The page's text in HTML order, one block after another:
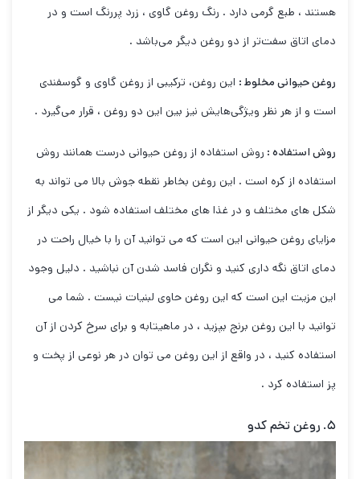
هستند ، طبع گرمی دارد . رنگ روغن گاوی ، زرد پررنگ است و در
دمای اتاق سفت‌تر از دو روغن دیگر می‌باشد .
روغن حیوانی مخلوط : این روغن، ترکیبی از روغن گاوی و گوسفندی
است و از هر نظر ویژگی‌هایش نیز بین این دو روغن ، قرار می‌گیرد .
روش استفاده : روش استفاده از روغن حیوانی درست همانند روش
استفاده از کره است . این روغن بخاطر نقطه جوش بالا می تواند به
شکل های مختلف و در غذا های مختلف استفاده شود . یکی دیگر از
مزایای روغن حیوانی این است که می توانید آن را با خیال راحت در
دمای اتاق نگه داری کنید و نگران فاسد شدن آن نباشید . دلیل وجود
این مزیت این است که این روغن حاوی لبنیات نیست . شما می
توانید با این روغن برنج بپزید ، در ماهیتابه و برای سرخ کردن از آن
استفاده کنید ، در واقع از این روغن می توان در هر نوعی از پخت و
پز استفاده کرد .
۵. روغن تخم کدو